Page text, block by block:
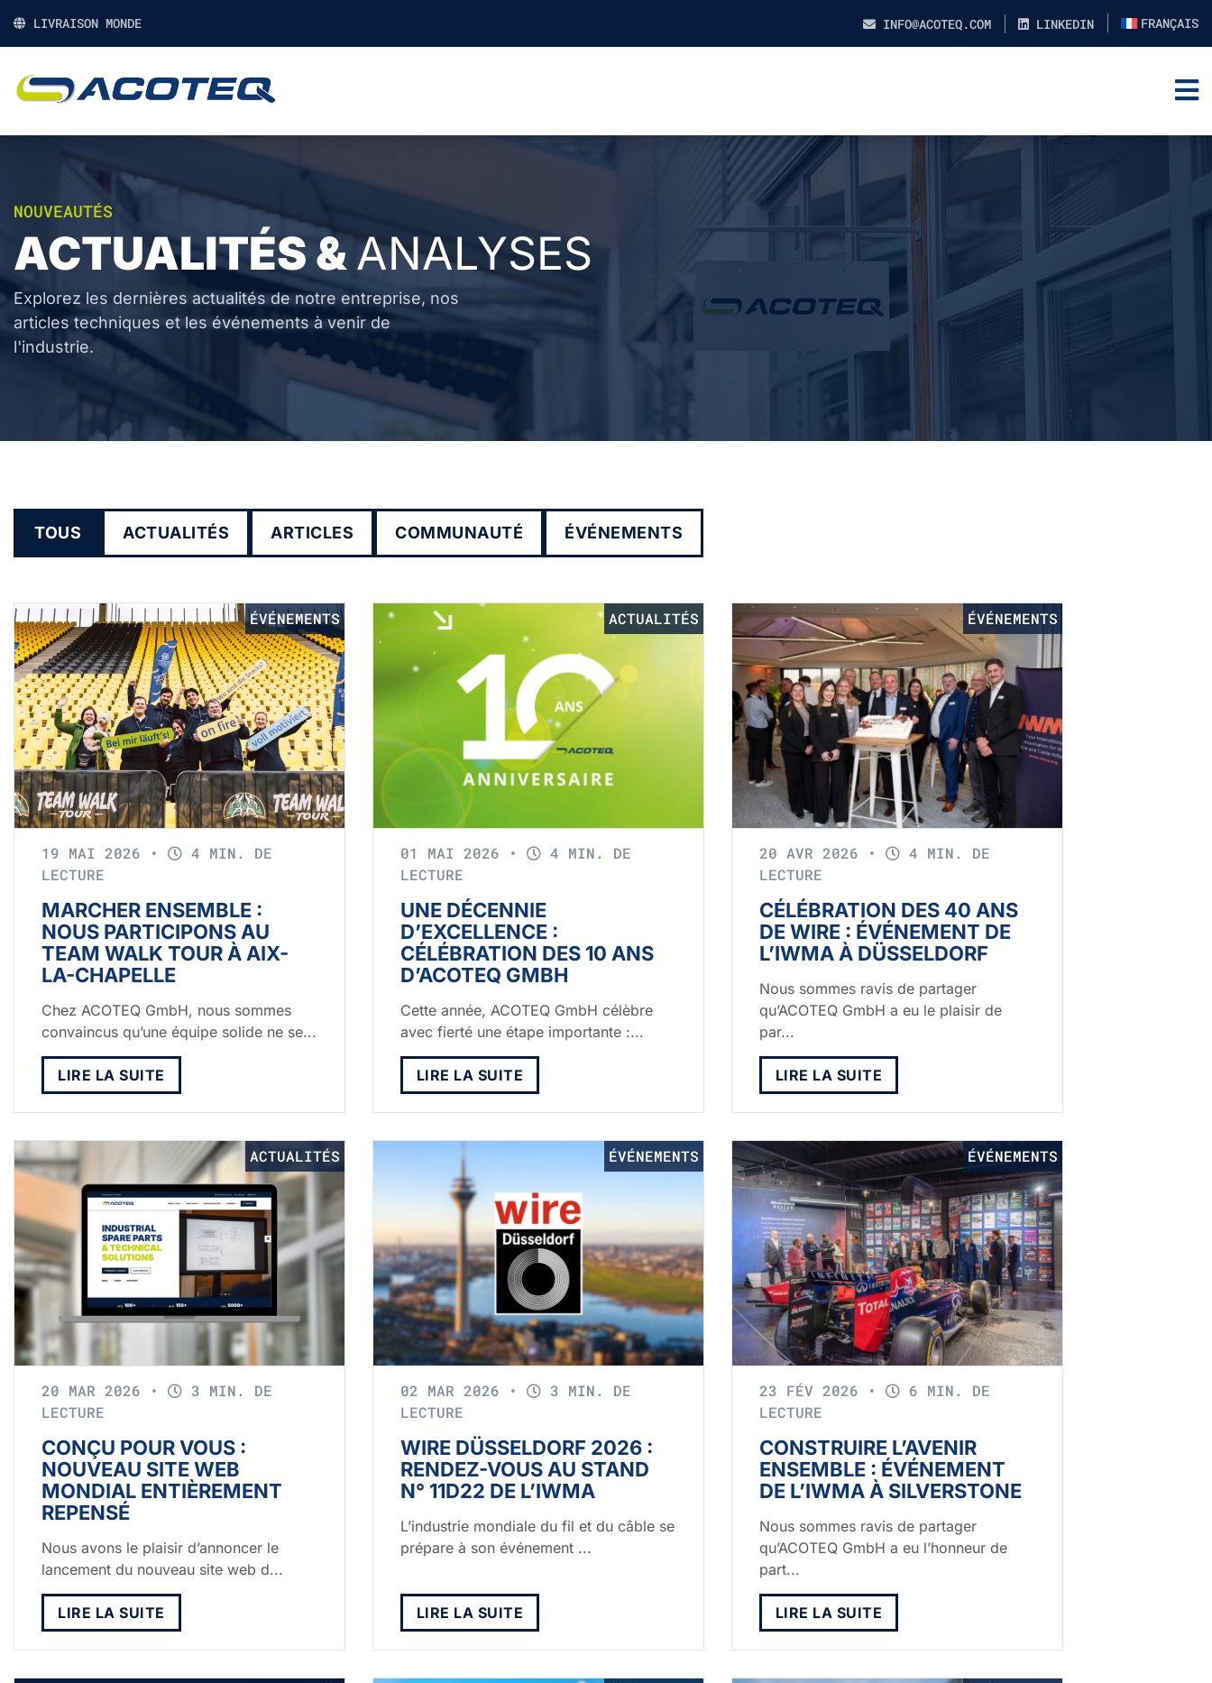
LIVRAISON MONDE INFO@ACOTEQ.COM LINKEDIN FRANÇAIS
NOUVEAUTÉS
ACTUALITÉS &ANALYSES
Explorez les dernières actualités de notre entreprise, nos
articles techniques et les événements à venir de
l'industrie.
TOUS ACTUALITÉS ARTICLES COMMUNAUTÉ ÉVÉNEMENTS
ÉVÉNEMENTS
19 MAI 2026 •
4 MIN. DE
LECTURE
MARCHER ENSEMBLE :
NOUS PARTICIPONS AU
TEAM WALK TOUR À AIX-
LA-CHAPELLE
Chez ACOTEQ GmbH, nous sommes
convaincus qu’une équipe solide ne se...
LIRE LA SUITE
ACTUALITÉS
01 MAI 2026 •
4 MIN. DE
LECTURE
UNE DÉCENNIE
D’EXCELLENCE :
CÉLÉBRATION DES 10 ANS
D’ACOTEQ GMBH
Cette année, ACOTEQ GmbH célèbre
avec fierté une étape importante :...
LIRE LA SUITE
ÉVÉNEMENTS
20 AVR 2026 •
4 MIN. DE
LECTURE
CÉLÉBRATION DES 40 ANS
DE WIRE : ÉVÉNEMENT DE
L’IWMA À DÜSSELDORF
Nous sommes ravis de partager
qu’ACOTEQ GmbH a eu le plaisir de
par...
LIRE LA SUITE
ACTUALITÉS
20 MAR 2026 •
3 MIN. DE
LECTURE
CONÇU POUR VOUS :
NOUVEAU SITE WEB
MONDIAL ENTIÈREMENT
REPENSÉ
Nous avons le plaisir d’annoncer le
lancement du nouveau site web d...
LIRE LA SUITE
ÉVÉNEMENTS
02 MAR 2026 •
3 MIN. DE
LECTURE
WIRE DÜSSELDORF 2026 :
RENDEZ-VOUS AU STAND
N° 11D22 DE L’IWMA
L’industrie mondiale du fil et du câble se
prépare à son événement ...
LIRE LA SUITE
ÉVÉNEMENTS
23 FÉV 2026 •
6 MIN. DE
LECTURE
CONSTRUIRE L’AVENIR
ENSEMBLE : ÉVÉNEMENT
DE L’IWMA À SILVERSTONE
Nous sommes ravis de partager
qu’ACOTEQ GmbH a eu l’honneur de
part...
LIRE LA SUITE